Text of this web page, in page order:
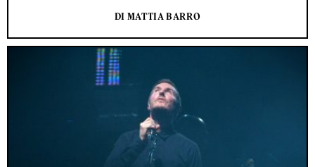
DI MATTIA BARRO